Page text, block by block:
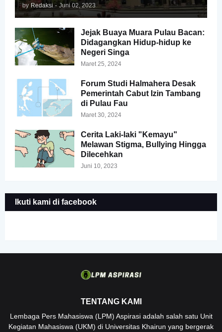
by Redaksi - Juni 02, 2023
Jejak Buaya Muara Pulau Bacan:
Didagangkan Hidup-hidup ke
Negeri Singa
Maret 25, 2024
Forum Studi Halmahera Desak
Pemerintah Cabut Izin Tambang
di Pulau Fau
Maret 30, 2024
Cerita Laki-laki "Kemayu"
Melawan Stigma, Bullying Hingga
Dilecehkan
Juni 10, 2023
Ikuti kami di facebook
TENTANG KAMI
Lembaga Pers Mahasiswa (LPM) Aspirasi adalah salah satu Unit
Kegiatan Mahasiswa (UKM) di Universitas Khairun yang bergerak